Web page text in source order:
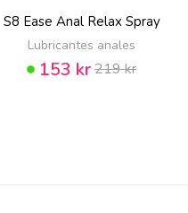
S8 Ease Anal Relax Spray
Lubricantes anales
153 kr219 kr